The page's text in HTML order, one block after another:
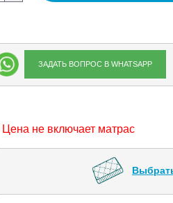
ЗАДАТЬ ВОПРОС В WHATSAPP
Цена не включает матрас